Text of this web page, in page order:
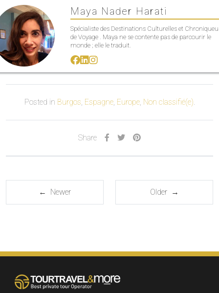
Maya Nader Harati
Spécialiste des Destinations Culturelles et
de Voyage . Maya ne se contente pas de parcourir le
monde ; elle le traduit.
Posted in Burgos, Espagne, Europe, Non classifié(e).
Share
← Newer Older →